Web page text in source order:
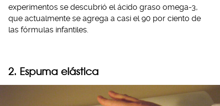
experimentos se descubrió el ácido graso omega-3,
que actualmente se agrega a casi el 90 por ciento de
las fórmulas infantiles.
2. Espuma elástica